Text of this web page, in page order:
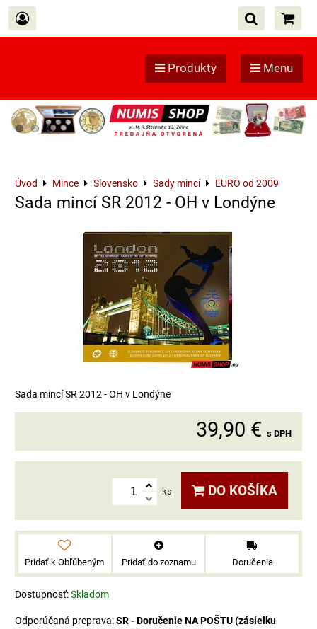
Produkty Menu
Úvod Mince Slovensko Sady mincí EURO od 2009
Sada mincí SR 2012 - OH v Londýne
Sada mincí SR 2012 - OH v Londýne
39,90 € s DPH
ks DO KOŠÍKA
Pridať k Obľúbeným Pridať do zoznamu Doručenia
Dostupnosť:Skladom
SR - Doručenie NA POŠTU (zásielku